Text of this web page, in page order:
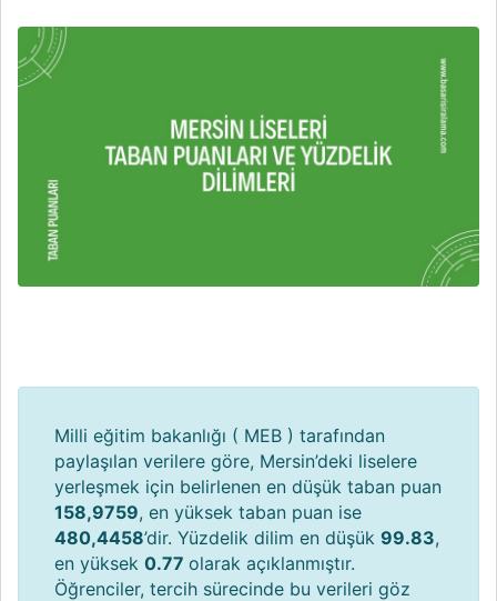
Milli eğitim bakanlığı ( MEB ) tarafından
paylaşılan verilere göre, Mersin’deki liselere
yerleşmek için belirlenen en düşük taban puan
158,9759, en yüksek taban puan ise
480,4458’dir. Yüzdelik dilim en düşük 99.83,
en yüksek 0.77 olarak açıklanmıştır.
Öğrenciler, tercih sürecinde bu verileri göz